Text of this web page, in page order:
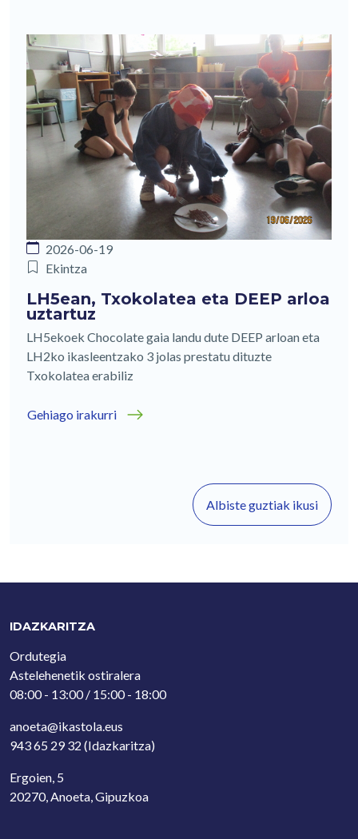
2026-06-19
Ekintza
LH5ean, Txokolatea eta DEEP arloa
uztartuz
LH5ekoek Chocolate gaia landu dute DEEP arloan eta
LH2ko ikasleentzako 3 jolas prestatu dituzte
Txokolatea erabiliz
Gehiago irakurri
Albiste guztiak ikusi
IDAZKARITZA
Ordutegia
Astelehenetik ostiralera
08:00 - 13:00 / 15:00 - 18:00
anoeta@ikastola.eus
943 65 29 32 (Idazkaritza)
Ergoien, 5
20270, Anoeta, Gipuzkoa